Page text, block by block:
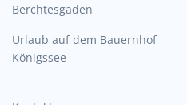
Berchtesgaden
Urlaub auf dem Bauernhof
Königssee